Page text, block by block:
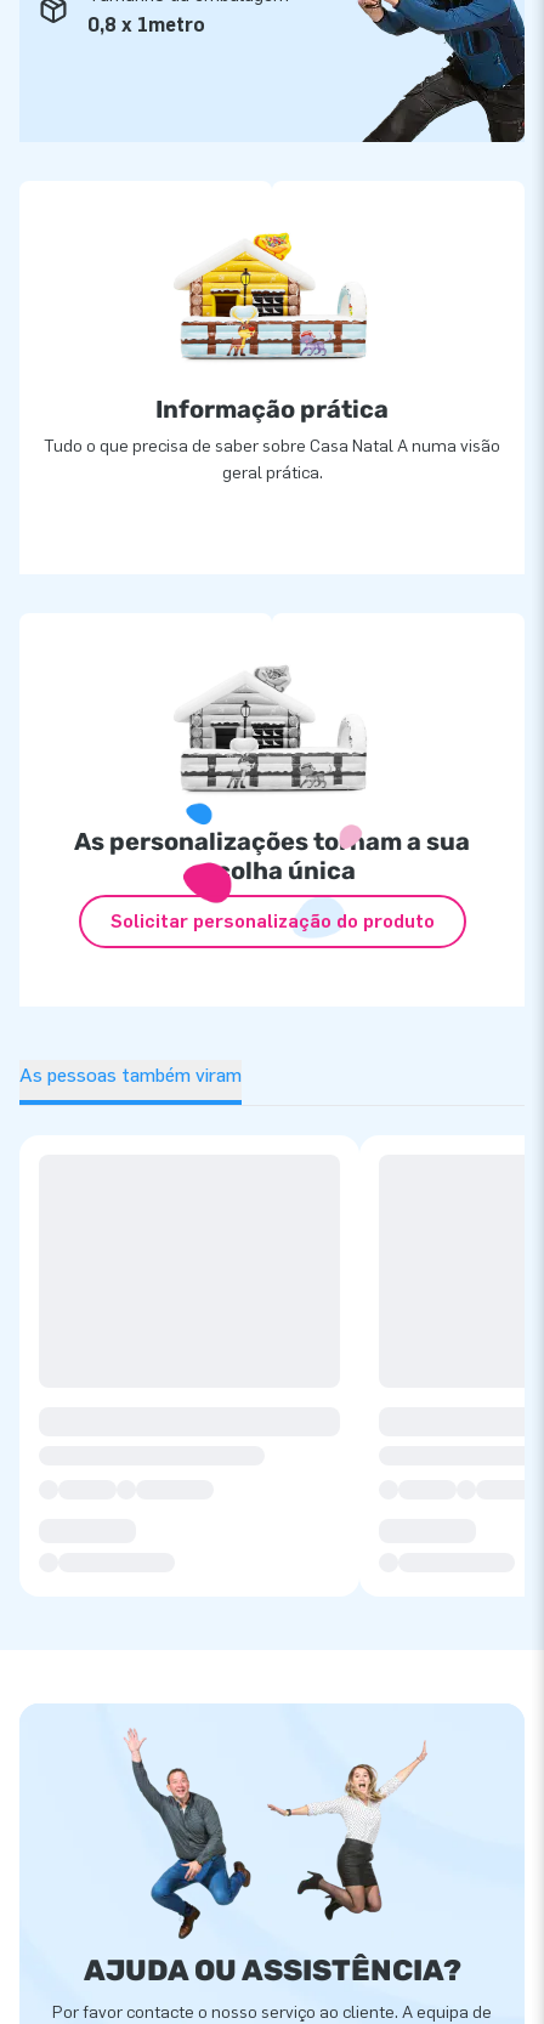
0,8 x 1metro
Informação prática
Tudo o que precisa de saber sobre Casa Natal A numa visão
geral prática.
As personalizações tornam a sua
escolha única
Solicitar personalização do produto
As pessoas também viram
AJUDA OU ASSISTÊNCIA?
Por favor contacte o nosso serviço ao cliente. A equipa de